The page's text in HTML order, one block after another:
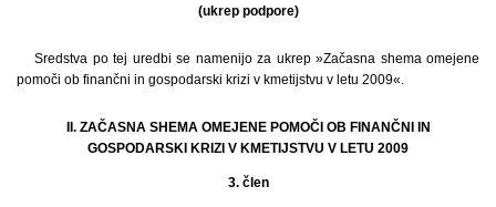
(ukrep podpore)
Sredstva po tej uredbi se namenijo za ukrep »Začasna shema omejene
pomoči ob finančni in gospodarski krizi v kmetijstvu v letu 2009«.
II. ZAČASNA SHEMA OMEJENE POMOČI OB FINANČNI IN
GOSPODARSKI KRIZI V KMETIJSTVU V LETU 2009
3. člen